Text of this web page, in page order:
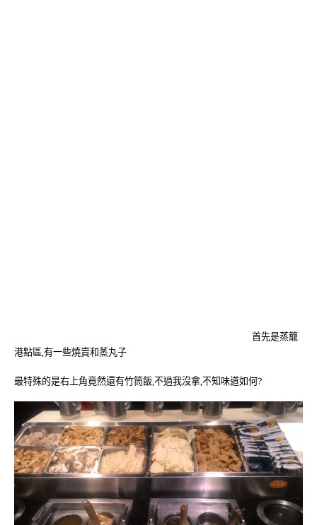
首先是蒸籠
港點區,有一些燒賣和蒸丸子
最特殊的是右上角竟然還有竹筒飯,不過我沒拿,不知味道如何?